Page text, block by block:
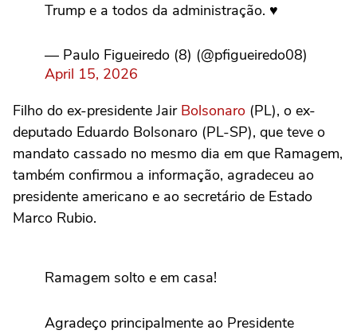
Trump e a todos da administração. ♥️
— Paulo Figueiredo (8) (@pfigueiredo08)
April 15, 2026
Filho do ex-presidente Jair Bolsonaro (PL), o ex-
deputado Eduardo Bolsonaro (PL-SP), que teve o
mandato cassado no mesmo dia em que Ramagem,
também confirmou a informação, agradeceu ao
presidente americano e ao secretário de Estado
Marco Rubio.
Ramagem solto e em casa!
Agradeço principalmente ao Presidente